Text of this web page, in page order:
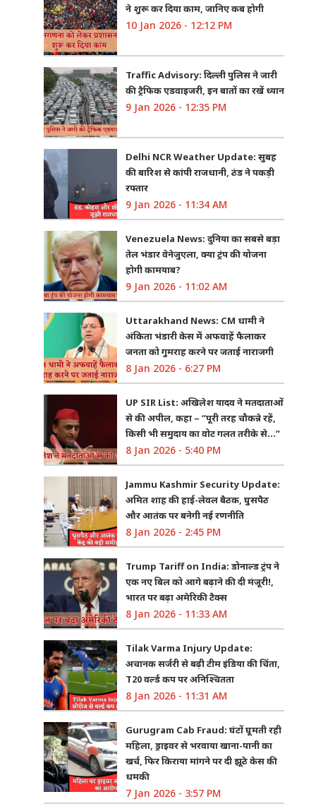
ने शुरू कर दिया काम, जानिए कब होगी
10 Jan 2026 - 12:12 PM
Traffic Advisory: दिल्ली पुलिस ने जारी
की ट्रैफिक एडवाइजरी, इन बातों का रखें ध्यान
9 Jan 2026 - 12:35 PM
Delhi NCR Weather Update: सुबह
की बारिश से कांपी राजधानी, ठंड ने पकड़ी
रफ्तार
9 Jan 2026 - 11:34 AM
Venezuela News: दुनिया का सबसे बड़ा
तेल भंडार वेनेजुएला, क्या ट्रंप की योजना
होगी कामयाब?
9 Jan 2026 - 11:02 AM
Uttarakhand News: CM धामी ने
अंकिता भंडारी केस में अफवाहें फैलाकर
जनता को गुमराह करने पर जताई नाराजगी
8 Jan 2026 - 6:27 PM
UP SIR List: अखिलेश यादव ने मतदाताओं
से की अपील, कहा – “पूरी तरह चौकन्ने रहें,
किसी भी समुदाय का वोट गलत तरीके से…”
8 Jan 2026 - 5:40 PM
Jammu Kashmir Security Update:
अमित शाह की हाई-लेवल बैठक, घुसपैठ
और आतंक पर बनेगी नई रणनीति
8 Jan 2026 - 2:45 PM
Trump Tariff on India: डोनाल्ड ट्रंप ने
एक नए बिल को आगे बढ़ाने की दी मंजूरी!,
भारत पर बढ़ा अमेरिकी टैक्स
8 Jan 2026 - 11:33 AM
Tilak Varma Injury Update:
अचानक सर्जरी से बढ़ी टीम इंडिया की चिंता,
T20 वर्ल्ड कप पर अनिश्चितता
8 Jan 2026 - 11:31 AM
Gurugram Cab Fraud: घंटों घूमती रही
महिला, ड्राइवर से भरवाया खाना-पानी का
खर्च, फिर किराया मांगने पर दी झूठे केस की
धमकी
7 Jan 2026 - 3:57 PM